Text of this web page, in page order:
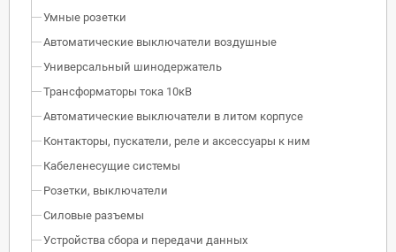
Умные розетки
Автоматические выключатели воздушные
Универсальный шинодержатель
Трансформаторы тока 10кВ
Автоматические выключатели в литом корпусе
Контакторы, пускатели, реле и аксессуары к ним
Кабеленесущие системы
Розетки, выключатели
Силовые разъемы
Устройства сбора и передачи данных